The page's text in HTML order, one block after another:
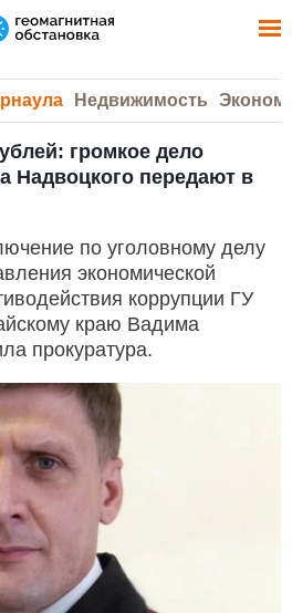
Недвижимость
громкое дело
Надвоцкого передают в
по уголовному делу
экономической
коррупции ГУ
краю Вадима
прокуратура.